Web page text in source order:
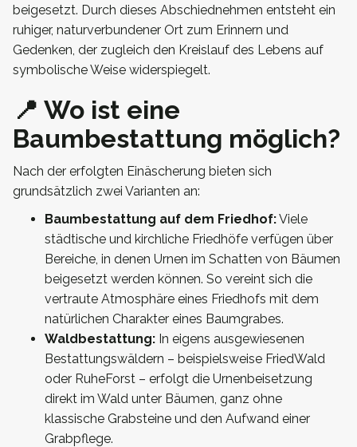
beigesetzt. Durch dieses Abschiednehmen entsteht ein
ruhiger, naturverbundener Ort zum Erinnern und
Gedenken, der zugleich den Kreislauf des Lebens auf
symbolische Weise widerspiegelt.
📍 Wo ist eine
Baumbestattung möglich?
Nach der erfolgten Einäscherung bieten sich
grundsätzlich zwei Varianten an:
Baumbestattung auf dem Friedhof:Viele
städtische und kirchliche Friedhöfe verfügen über
Bereiche, in denen Urnen im Schatten von Bäumen
beigesetzt werden können. So vereint sich die
vertraute Atmosphäre eines Friedhofs mit dem
natürlichen Charakter eines Baumgrabes.
Waldbestattung: In eigens ausgewiesenen
Bestattungswäldern – beispielsweise FriedWald
oder RuheForst – erfolgt die Urnenbeisetzung
direkt im Wald unter Bäumen, ganz ohne
klassische Grabsteine und den Aufwand einer
Grabpflege.